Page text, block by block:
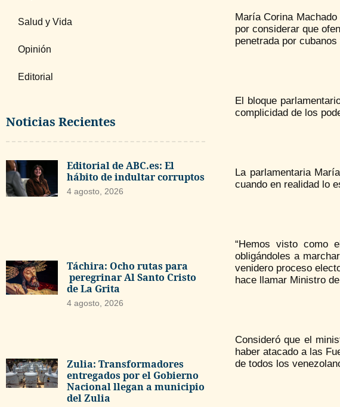
Salud y Vida
Opinión
Editorial
Noticias Recientes
Editorial de ABC.es: El
hábito de indultar corruptos
4 agosto, 2026
Táchira: Ocho rutas para
peregrinar Al Santo Cristo
de La Grita
4 agosto, 2026
Zulia: Transformadores
entregados por el Gobierno
Nacional llegan a municipio
del Zulia
María Corina
por considerar que
penetrada por
El bloque
complicidad de los
La parlamentaria
cuando en realidad lo
“Hemos visto como
obligándoles a
venidero proceso
hace llamar Ministro
Consideró que el
haber atacado a las
de todos los